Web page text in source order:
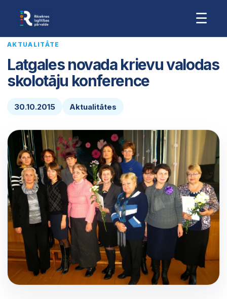
☰
AKTUALITĀTE
Latgales novada krievu valodas
skolotāju konference
30.10.2015 Aktualitātes